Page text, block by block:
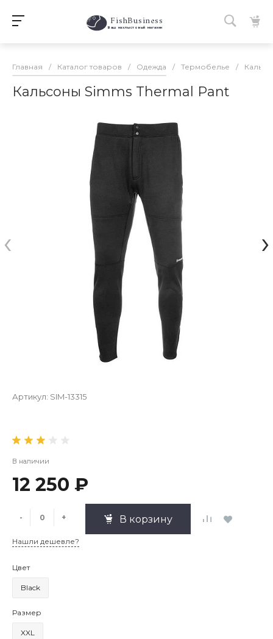
FishBusiness
Ваш нахлыстовый магазин
Главная / Каталог товаров / Одежда / Термобелье /
Кальсоны Simms Thermal Pant
‹ ›
Артикул: SIM-13315
В наличии
12 250 ₽
- + В корзину
Нашли дешевле?
Цвет
Black
Размер
XXL